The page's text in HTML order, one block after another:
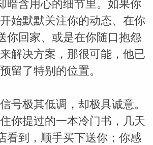
航
暗含用心的细节里。如果你
始默默关注你的动态、在你
你回家、或是在你随口抱怨
解决方案，那很可能，他已
留了特别的位置。
号极其低调，却极具诚意。
你提过的一本冷门书，几天
看到，顺手买下送你；你感